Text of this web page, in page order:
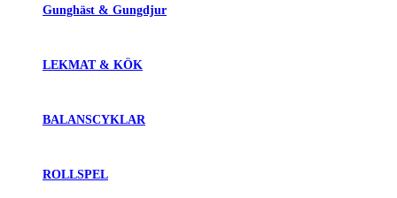
Gunghäst & Gungdjur
LEKMAT & KÖK
BALANSCYKLAR
ROLLSPEL